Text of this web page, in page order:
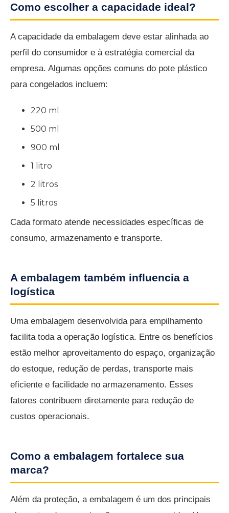
Como escolher a capacidade ideal?
A capacidade da embalagem deve estar alinhada ao
perfil do consumidor e à estratégia comercial da
empresa. Algumas opções comuns do pote plástico
para congelados incluem:
220 ml
500 ml
900 ml
1 litro
2 litros
5 litros
Cada formato atende necessidades específicas de
consumo, armazenamento e transporte.
A embalagem também influencia a
logística
Uma embalagem desenvolvida para empilhamento
facilita toda a operação logística. Entre os benefícios
estão melhor aproveitamento do espaço, organização
do estoque, redução de perdas, transporte mais
eficiente e facilidade no armazenamento. Esses
fatores contribuem diretamente para redução de
custos operacionais.
Como a embalagem fortalece sua
marca?
Além da proteção, a embalagem é um dos principais